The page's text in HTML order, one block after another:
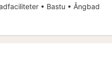
• Bastu • Ångbad